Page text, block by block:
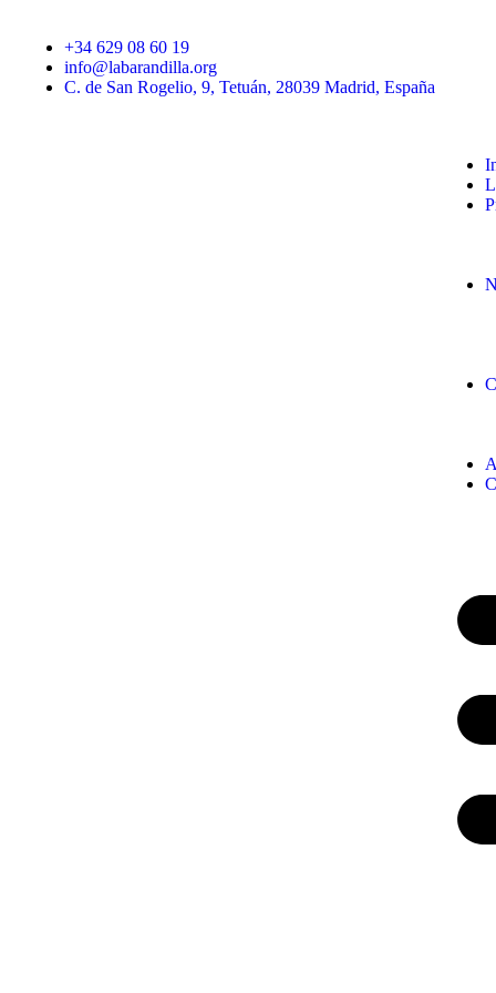
+34 629 08 60 19
info@labarandilla.org
C. de San Rogelio, 9, Tetuán, 28039 Madrid, España